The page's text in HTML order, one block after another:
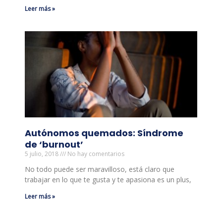
Leer más »
Autónomos quemados: Síndrome
de ‘burnout’
5 julio, 2018 No hay comentarios
No todo puede ser maravilloso, está claro que
trabajar en lo que te gusta y te apasiona es un plus,
Leer más »